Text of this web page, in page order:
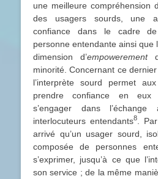
une meilleure compréhension
des usagers sourds, une
confiance dans le cadre
personne entendante ainsi que
dimension d’empowerement
minorité. Concernant ce
l’interprète sourd permet
prendre confiance en eux
s’engager dans
interlocuteurs entendants8.
arrivé qu’un usager sourd,
composée de personnes
s’exprimer, jusqu’à ce que
son service ; de la même